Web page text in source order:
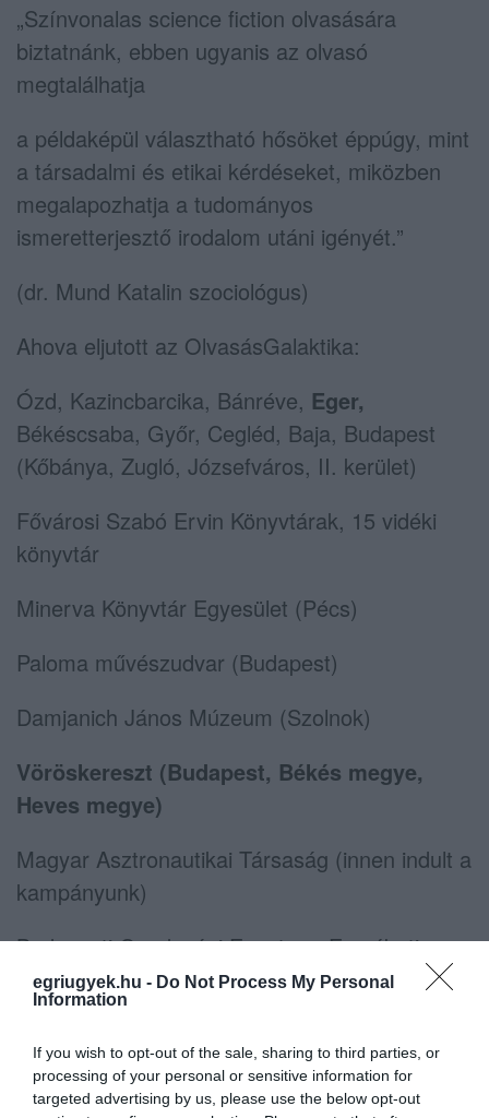
egriugyek.hu - Do Not Process My Personal
Information
If you wish to opt-out of the sale, sharing to third parties, or
processing of your personal or sensitive information for
targeted advertising by us, please use the below opt-out
„Színvonalas science fiction olvasására
biztatnánk, ebben ugyanis az olvasó
megtalálhatja
a példaképül választható hősöket éppúgy, mint
a társadalmi és etikai kérdéseket, miközben
megalapozhatja a tudományos
ismeretterjesztő irodalom utáni igényét.”
(dr. Mund Katalin szociológus)
Ahova eljutott az OlvasásGalaktika:
Ózd, Kazincbarcika, Bánréve, Eger,
Békéscsaba, Győr, Cegléd, Baja, Budapest
(Kőbánya, Zugló, Józsefváros, II. kerület)
Fővárosi Szabó Ervin Könyvtárak, 15 vidéki
könyvtár
Minerva Könyvtár Egyesület (Pécs)
Paloma művészudvar (Budapest)
Damjanich János Múzeum (Szolnok)
Vöröskereszt (Budapest, Békés megye,
Heves megye)
Magyar Asztronautikai Társaság (innen indult a
kampányunk)
Budapesti Gazdasági Egyetem, Erzsébeti
Közgazdasági Szakgimnázium, Budapesti
Gazdasági Szakképzési Centrum Csete Balázs
Szakgimnáziuma, Budapesti Gépészeti
Szakképzési Centrum Eötvös Loránd
Szakgimnáziuma és Szakközépiskolája